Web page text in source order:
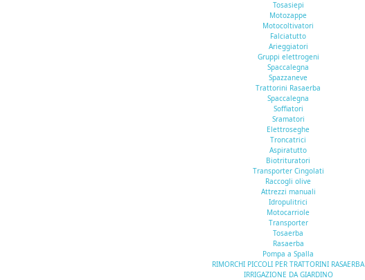
Tosasiepi
Motozappe
Motocoltivatori
Falciatutto
Arieggiatori
Gruppi elettrogeni
Spaccalegna
Spazzaneve
Trattorini Rasaerba
Spaccalegna
Soffiatori
Sramatori
Elettroseghe
Troncatrici
Aspiratutto
Biotrituratori
Transporter Cingolati
Raccogli olive
Attrezzi manuali
Idropulitrici
Motocarriole
Transporter
Tosaerba
Rasaerba
Pompa a Spalla
RIMORCHI PICCOLI PER TRATTORINI RASAERBA
IRRIGAZIONE DA GIARDINO